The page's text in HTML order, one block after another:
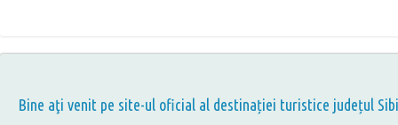
Bine aţi venit pe site-ul oficial al destinației turistice județul